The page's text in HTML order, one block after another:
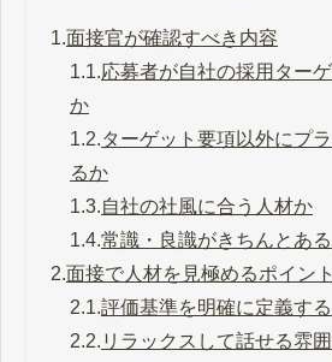
1.面接官が確認すべき内容
1.1.応募者が自社の採用ター
か
1.2.ターゲット要項以外にプ
るか
1.3.自社の社風に合う人材か
1.4.常識・良識がきちんとあ
2.面接で人材を見極めるポイント
2.1.評価基準を明確に定義する
2.2. リラックスして話せる雰